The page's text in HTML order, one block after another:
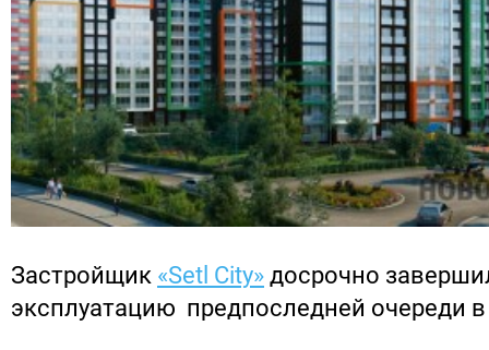
Застройщик «Setl City» досрочно
эксплуатацию предпоследней очереди